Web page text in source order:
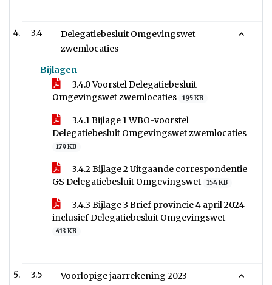
3.4
Delegatiebesluit Omgevingswet
zwemlocaties
Bijlagen
3.4.0 Voorstel Delegatiebesluit
Omgevingswet zwemlocaties
195 KB
3.4.1 Bijlage 1 WBO-voorstel
Delegatiebesluit Omgevingswet zwemlocaties
179 KB
3.4.2 Bijlage 2 Uitgaande correspondentie
GS Delegatiebesluit Omgevingswet
154 KB
3.4.3 Bijlage 3 Brief provincie 4 april 2024
inclusief Delegatiebesluit Omgevingswet
413 KB
3.5
Voorlopige jaarrekening 2023